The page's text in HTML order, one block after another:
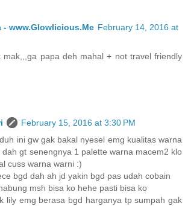
- www.Glowlicious.Me February 14, 2016 at
mak,,,ga papa deh mahal + not travel friendly
February 15, 2016 at 3:30 PM
ini gw gak bakal nyesel emg kualitas warna
dah gt senengnya 1 palette warna macem2 klo
cuss warna warni :)
bgd dah ah jd yakin bgd pas udah cobain
msh bisa ko hehe pasti bisa ko
lily emg berasa bgd harganya tp sumpah gak